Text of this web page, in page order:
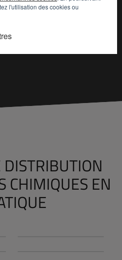
l'utilisation des cookies ou
CHIMIQUES EN